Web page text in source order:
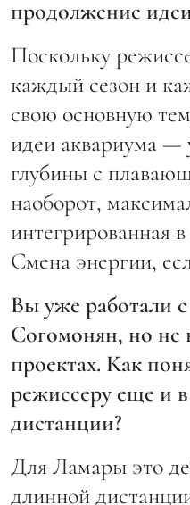
продолжение
Поскольку
каждый сезон и
свою основную
идеи аквариума —
глубины с
наоборот,
интегрированная
Смена энергии,
Вы уже работали
Согомонян, но не
проектах. Как
режиссеру еще и
дистанции?
Для Ламары это
длинной